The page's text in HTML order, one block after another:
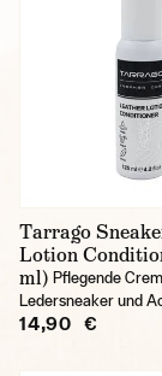
Tarrago
Lotion
ml) Pflegende
Ledersneaker und
14,90 €